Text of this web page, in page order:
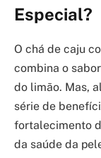
Especial?
O chá de caju
combina o
do limão. Mas,
série de
fortalecimento
da saúde da